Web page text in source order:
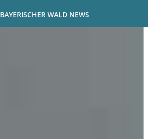
BAYERISCHER WALD NEWS